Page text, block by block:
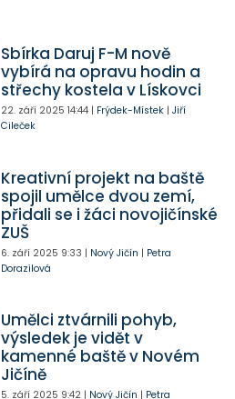
Sbírka Daruj F-M nově
vybírá na opravu hodin a
střechy kostela v Lískovci
22. září 2025 14:44| Frýdek-Místek| Jiří
Cileček
Kreativní projekt na baště
spojil umělce dvou zemí,
přidali se i žáci novojičínské
ZUŠ
6. září 2025 9:33 | Nový Jičín | Petra
Dorazilová
Umělci ztvárnili pohyb,
výsledek je vidět v
kamenné baště v Novém
Jičíně
5. září 2025 9:42| Nový Jičín | Petra